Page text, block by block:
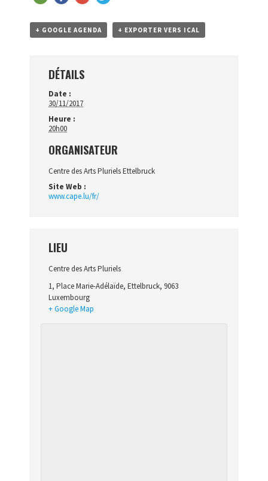
+ GOOGLE AGENDA + EXPORTER VERS ICAL
DÉTAILS
Date :
30/11/2017
Heure :
20h00
ORGANISATEUR
Centre des Arts Pluriels Ettelbruck
Site Web :
www.cape.lu/fr/
LIEU
Centre des Arts Pluriels
1, Place Marie-Adélaïde, Ettelbruck, 9063
Luxembourg
+ Google Map